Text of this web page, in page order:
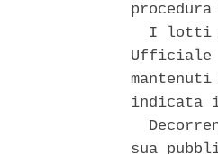
I lotti
Ufficiale
indicata
sua